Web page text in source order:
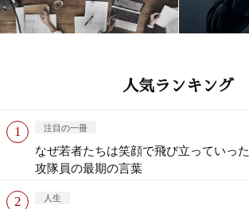
人気ランキング
注目の一冊
なぜ若者たちは笑顔で飛び立ってい
攻隊員の最期の言葉
人生